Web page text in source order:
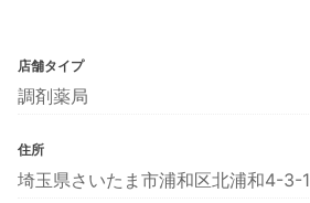
店舗タイプ
調剤薬局
住所
埼玉県さいたま市浦和区北浦和4-3-1